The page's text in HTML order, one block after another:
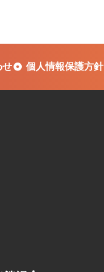
せ 個人情報保護方針